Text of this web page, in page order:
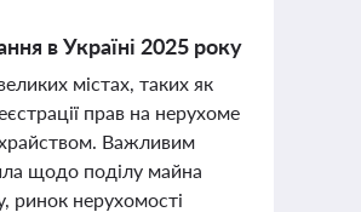
в Україні 2025 року
містах, таких як
прав на нерухоме
Важливим
щодо поділу майна
ринок нерухомості